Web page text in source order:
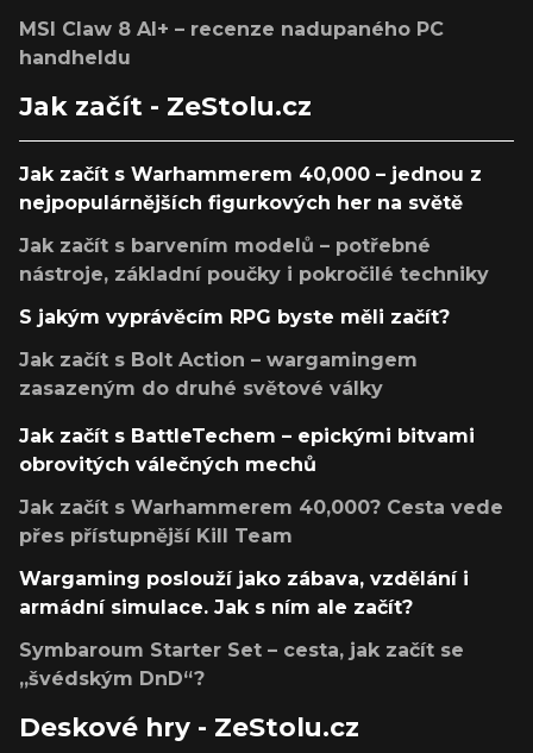
MSI Claw 8 AI+ – recenze nadupaného PC
handheldu
Jak začít - ZeStolu.cz
Jak začít s Warhammerem 40,000 – jednou z
nejpopulárnějších figurkových her na světě
Jak začít s barvením modelů – potřebné
nástroje, základní poučky i pokročilé techniky
S jakým vyprávěcím RPG byste měli začít?
Jak začít s Bolt Action – wargamingem
zasazeným do druhé světové války
Jak začít s BattleTechem – epickými bitvami
obrovitých válečných mechů
Jak začít s Warhammerem 40,000? Cesta vede
přes přístupnější Kill Team
Wargaming poslouží jako zábava, vzdělání i
armádní simulace. Jak s ním ale začít?
Symbaroum Starter Set – cesta, jak začít se
„švédským DnD“?
Deskové hry - ZeStolu.cz